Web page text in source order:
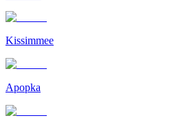
Kissimmee
Apopka